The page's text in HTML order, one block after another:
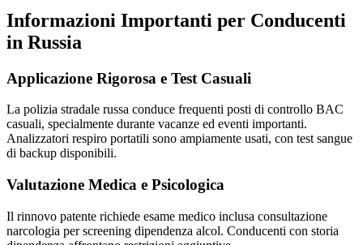
Informazioni Importanti per Conducenti
in Russia
Applicazione Rigorosa e Test Casuali
La polizia stradale russa conduce frequenti posti di controllo BAC
casuali, specialmente durante vacanze ed eventi importanti.
Analizzatori respiro portatili sono ampiamente usati, con test sangue
di backup disponibili.
Valutazione Medica e Psicologica
Il rinnovo patente richiede esame medico inclusa consultazione
narcologia per screening dipendenza alcol. Conducenti con storia